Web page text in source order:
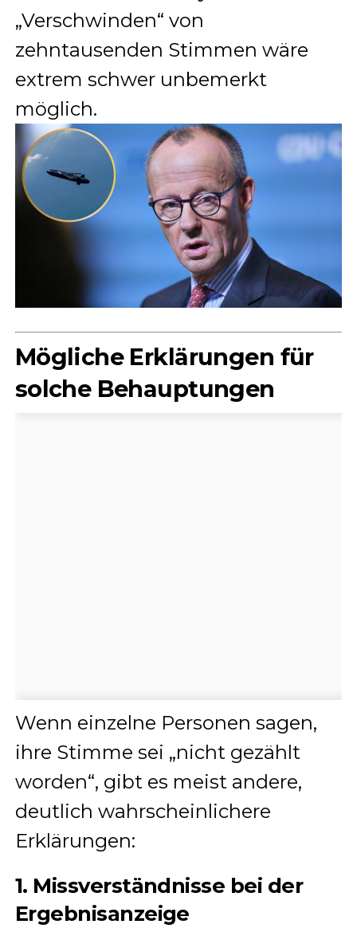
„Verschwinden“ von
zehntausenden Stimmen wäre
extrem schwer unbemerkt
möglich.
Mögliche Erklärungen für
solche Behauptungen
Wenn einzelne Personen sagen,
ihre Stimme sei „nicht gezählt
worden“, gibt es meist andere,
deutlich wahrscheinlichere
Erklärungen:
1. Missverständnisse bei der
Ergebnisanzeige